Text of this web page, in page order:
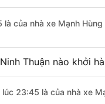
của nhà xe Mạnh Hùng
Thuận nào khởi
23:45 là của nhà xe